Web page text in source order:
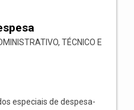
TÉCNICO E
especiais de despesa-